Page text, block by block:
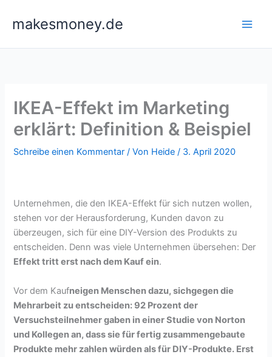
Inhaltmakesmoney.de
IKEA-Effekt im Marketing
erklärt: Definition & Beispiel
Schreibe einen Kommentar / Von Heide/ 3. April 2020
Unternehmen, die den IKEA-Effekt für sich nutzen wollen,
stehen vor der Herausforderung, Kunden davon zu
überzeugen, sich für eine DIY-Version des Produkts zu
entscheiden. Denn was viele Unternehmen übersehen: Der
Effekt tritt erst nach dem Kauf ein.
Vor dem Kaufneigen Menschen dazu, sichgegen die
Mehrarbeit zu entscheiden: 92 Prozent der
Versuchsteilnehmer gaben in einer Studie von Norton
und Kollegen an, dass sie für fertig zusammengebaute
Produkte mehr zahlen würden als für DIY-Produkte. Erst